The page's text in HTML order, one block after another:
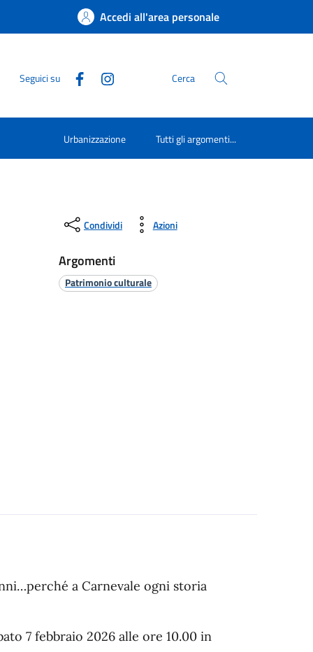
Accedi all'area personale
Seguici su Cerca
Urbanizzazione Tutti gli argomenti...
Condividi Azioni
Argomenti
Patrimonio culturale
a Carnevale ogni storia
7 febbraio 2026 alle ore 10.00 in